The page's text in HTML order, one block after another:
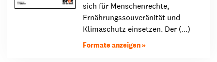
sich für Menschenrechte,
Ernährungssouveränität und
Klimaschutz einsetzen. Der (...)
Formate anzeigen